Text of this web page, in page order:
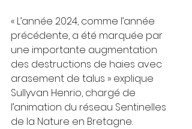
« L’année 2024, comme l’année
précédente, a été marquée par
une importante augmentation
des destructions de haies avec
arasement de talus » explique
Sullyvan Henrio, chargé de
l’animation du réseau Sentinelles
de la Nature en Bretagne.